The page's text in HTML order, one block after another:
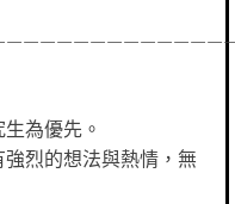
為優先。
烈的想法與熱情，無